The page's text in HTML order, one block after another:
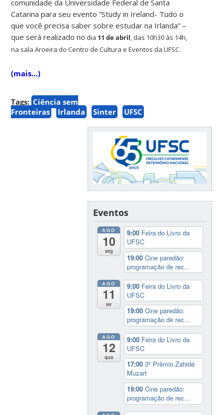
comunidade da Universidade Federal de Santa
Catarina para seu evento “Study in Ireland- Tudo o
que você precisa saber sobre estudar na Irlanda” –
que será realizado no dia 11 de abril, das 10h30 às 14h,
na sala Aroeira do Centro de Cultura e Eventos da UFSC.
(mais…)
Tags: Ciência sem
Fronteiras
Irlanda Sinter UFSC
Eventos
AGO
10
seg
9:00 Feira do Livro da
UFSC
19:00Cine paredão:
programação de rec...
AGO
11
ter
9:00 Feira do Livro da
UFSC
19:00Cine paredão:
programação de rec...
AGO
12
qua
9:00 Feira do Livro da
UFSC
17:003º Prêmio Zahidé
Muzart
19:00Cine paredão:
programação de rec...